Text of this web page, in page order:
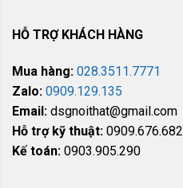
HỖ TRỢ KHÁCH HÀNG
Mua hàng: 028.3511.7771
Zalo: 0909.129.135
Email: dsgnoithat@gmail.com
Hỗ trợ kỹ thuật: 0909.676.682
Kế toán: 0903.905.290